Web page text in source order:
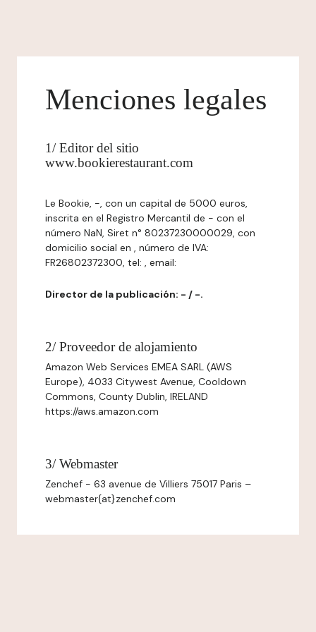
Menciones legales
1/ Editor del sitio
www.bookierestaurant.com
Le Bookie, -, con un capital de 5000 euros,
inscrita en el Registro Mercantil de - con el
número NaN, Siret n° 80237230000029, con
domicilio social en , número de IVA:
FR26802372300, tel: , email:
Director de la publicación: - / -.
2/ Proveedor de alojamiento
Amazon Web Services EMEA SARL (AWS
Europe), 4033 Citywest Avenue, Cooldown
Commons, County Dublin, IRELAND
https://aws.amazon.com
3/ Webmaster
Zenchef - 63 avenue de Villiers 75017 Paris –
webmaster{at}zenchef.com